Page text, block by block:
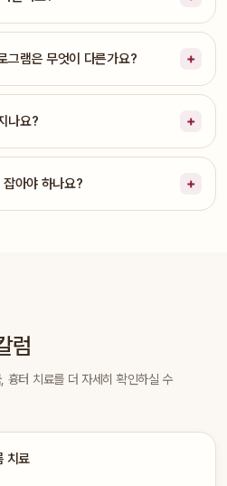
그램은 무엇이 다른가요?
나요?
아야 하나요?
럼
흉터 치료를 더 자세히 확인하실 수
치료